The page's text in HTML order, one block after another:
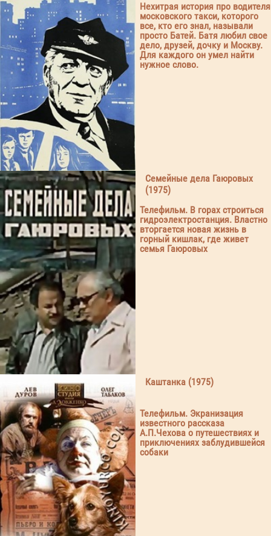
Нехитрая история про водителя
московского такси, которого
все, кто его знал, называли
просто Батей. Батя любил свое
дело, друзей, дочку и Москву.
Для каждого он умел найти
нужное слово.
Семейные дела Гаюровых
(1975)
Телефильм. В горах строиться
гидроэлектростанция. Властно
вторгается новая жизнь в
горный кишлак, где живет
семья Гаюровых
Каштанка (1975)
Телефильм. Экранизация
известного рассказа
А.П.Чехова о путешествиях и
приключениях заблудившейся
собаки